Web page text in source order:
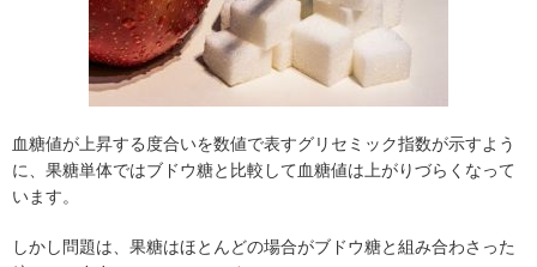
血糖値が上昇する度合いを数値で表すグリセミック指数が示すよう
に、果糖単体ではブドウ糖と比較して血糖値は上がりづらくなって
います。
しかし問題は、果糖はほとんどの場合がブドウ糖と組み合わさった